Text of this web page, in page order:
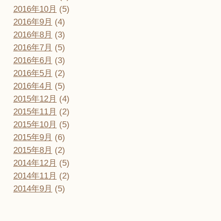
2016年10月 (5)
2016年9月 (4)
2016年8月 (3)
2016年7月 (5)
2016年6月 (3)
2016年5月 (2)
2016年4月 (5)
2015年12月 (4)
2015年11月 (2)
2015年10月 (5)
2015年9月 (6)
2015年8月 (2)
2014年12月 (5)
2014年11月 (2)
2014年9月 (5)